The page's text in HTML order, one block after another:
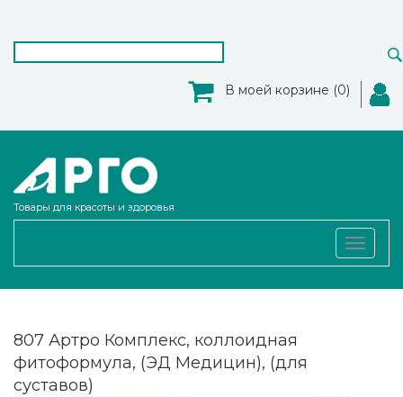
В моей корзине (0)
Товары для красоты и здоровья
Toggle
807 Артро Комплекс, коллоидная
фитоформула, (ЭД Медицин), (для
суставов)